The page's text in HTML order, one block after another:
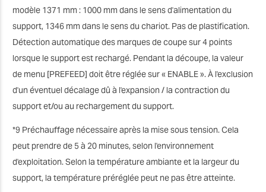
modèle 1371 mm : 1000 mm dans le sens d'alimentation du
support, 1346 mm dans le sens du chariot. Pas de plastification.
Détection automatique des marques de coupe sur 4 points
lorsque le support est rechargé. Pendant la découpe, la valeur
de menu [PREFEED] doit être réglée sur « ENABLE ». À l'exclusion
d'un éventuel décalage dû à l'expansion / la contraction du
support et/ou au rechargement du support.
*9 Préchauffage nécessaire après la mise sous tension. Cela
peut prendre de 5 à 20 minutes, selon l'environnement
d'exploitation. Selon la température ambiante et la largeur du
support, la température préréglée peut ne pas être atteinte.